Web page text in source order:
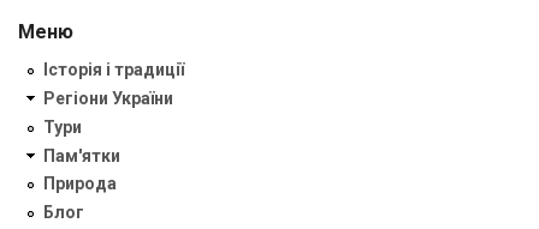
Меню
Історія і традиції
Регіони України
Тури
Пам'ятки
Природа
Блог